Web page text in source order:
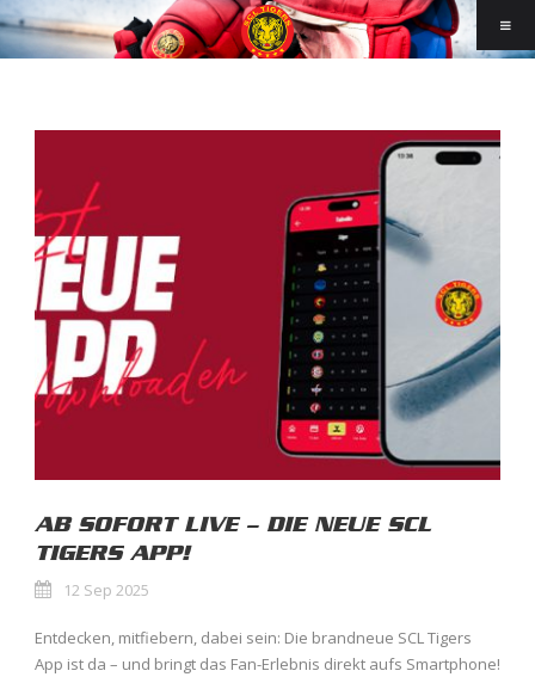
AB SOFORT LIVE – DIE NEUE SCL
TIGERS APP!
12 Sep 2025
Entdecken, mitfiebern, dabei sein: Die brandneue SCL Tigers
App ist da – und bringt das Fan-Erlebnis direkt aufs Smartphone!